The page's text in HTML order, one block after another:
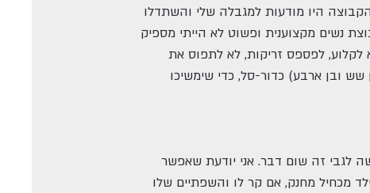
היו מודעות למגבלה שלי והשתדלו
פתרונות. המשכתי לשחק עד גיל 17. אז הצטרפתי לקבוצת נשים מקצוענית ופשוט לא הייתי מספיק
לקלוע, לפספס זריקות, לא לתפוס את
ובן ארבע) כדור-סל, כדי שימשיכו
לגבי זה שום דבר. אני יודעת שאפשר
מכחיל מחנק, אם קר לו והשפתיים שלו